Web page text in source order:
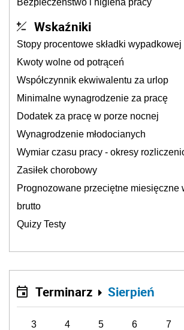
Bezpieczeństwo i higiena pracy
Wskaźniki
Stopy procentowe składki wypadkowej
Kwoty wolne od potrąceń
Współczynnik ekwiwalentu za urlop
Minimalne wynagrodzenie za pracę
Dodatek za pracę w porze nocnej
Wynagrodzenie młodocianych
Wymiar czasu pracy - okresy
Zasiłek chorobowy
Prognozowane przeciętne miesięczne
brutto
Quizy Testy
Terminarz Sierpień
3 4 5 6 7